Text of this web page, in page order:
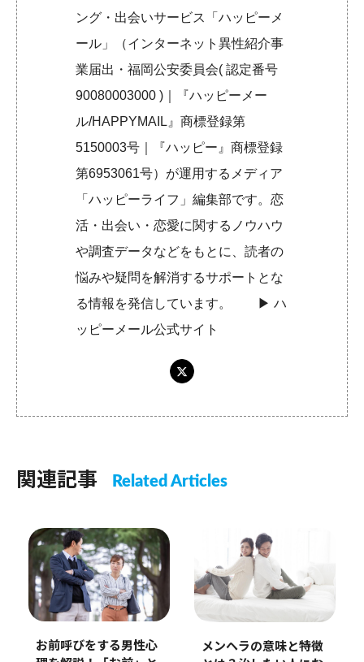
ング・出会いサービス「ハッピーメ
ール」（インターネット異性紹介事
業届出・福岡公安委員会( 認定番号
90080003000 )｜『ハッピーメー
ル/HAPPYMAIL』商標登録第
5150003号｜『ハッピー』商標登録
第6953061号）が運用するメディア
「ハッピーライフ」編集部です。恋
活・出会い・恋愛に関するノウハウ
や調査データなどをもとに、読者の
悩みや疑問を解消するサポートとな
る情報を発信しています。 ▶︎ハ
ッピーメール公式サイト
関連記事 Related Articles
お前呼びをする男性心
メンヘラの意味と特徴